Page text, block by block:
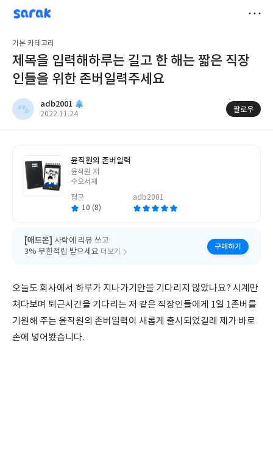
sarak
adb2001
기본 카테고리
제목을 입력해 하루는 길고 한 해는 짧은 직장
인들을 위한 존버일력주세요
adb2001
작
2022.11.24
팔로우
윤직원의 존버일력
글
쓴
윤직원 저
수오서재
평균
10 (8)
adb2001
[애드온] 사락에 리뷰 쓰고
3% 무한적립 받으세요 더보기
구매하기
오늘도 회사에서 하루가 지나가기만을 기다리지 않았나요? 시계만
쳐다보며 퇴근시간을 기다리는 저 같은 직장인들에게 1일 1존버를
기원해 주는 윤직원의 존버일력이 새롭게 출시되었길래 제가 바로
손에 넣어봤습니다.